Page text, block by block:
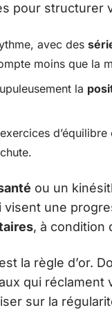
pour structurer
avec des
moins que la
la
ou un
visent une
, à condition
la règle d’or.
qui
sur la